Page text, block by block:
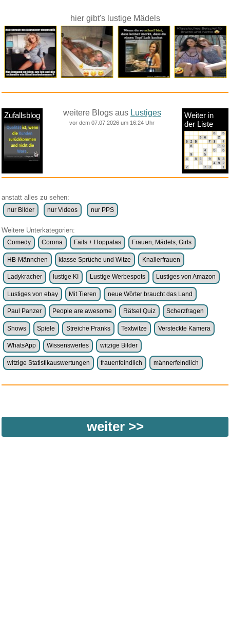
hier gibt's lustige Mädels
Zufallsblog weitere Blogs aus Lustiges
vor dem 07.07.2026 um 16:24 Uhr
Weiter in
der Liste
anstatt alles zu sehen:
nur Bilder nur Videos nur PPS
Weitere Unterkategorien:
Comedy Corona Fails + Hoppalas Frauen, Mädels, Girls
HB-Männchen klasse Sprüche und Witze Knallerfrauen
Ladykracher lustige KI Lustige Werbespots Lustiges von Amazon
Lustiges von ebay Mit Tieren neue Wörter braucht das Land
Paul Panzer People are awesome Rätsel Quiz Scherzfragen
Shows Spiele Streiche Pranks Textwitze Versteckte Kamera
WhatsApp Wissenswertes witzige Bilder
witzige Statistikauswertungen frauenfeindlich männerfeindlich
weiter >>